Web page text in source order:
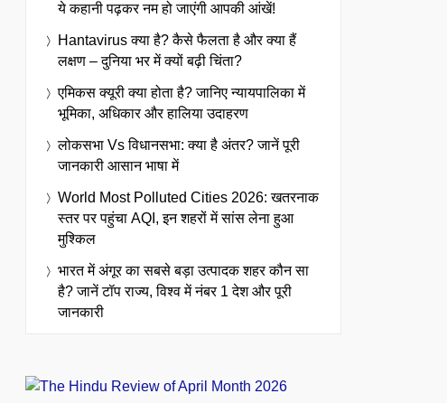
ये कहानी पढ़कर नम हो जाएंगी आपकी आंखें!
Hantavirus क्या है? कैसे फैलता है और क्या हैं
लक्षण – दुनिया भर में क्यों बढ़ी चिंता?
एमिकस क्यूरी क्या होता है? जानिए न्यायपालिका में
भूमिका, अधिकार और हालिया उदाहरण
लोकसभा Vs विधानसभा: क्या है अंतर? जानें पूरी
जानकारी आसान भाषा में
World Most Polluted Cities 2026: खतरनाक
स्तर पर पहुंचा AQI, इन शहरों में सांस लेना हुआ
मुश्किल
भारत में अंगूर का सबसे बड़ा उत्पादक शहर कौन सा
है? जानें टॉप राज्य, विश्व में नंबर 1 देश और पूरी
जानकारी